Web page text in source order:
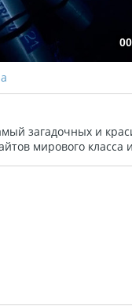
загадочных и
мирового